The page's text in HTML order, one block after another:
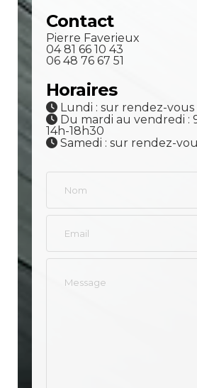
Contact
Pierre Faverieux
04 81 66 10 43
06 48 76 67 51
Horaires
Lundi : sur rendez-vous
Du mardi au vendredi :
14h-18h30
Samedi : sur rendez-